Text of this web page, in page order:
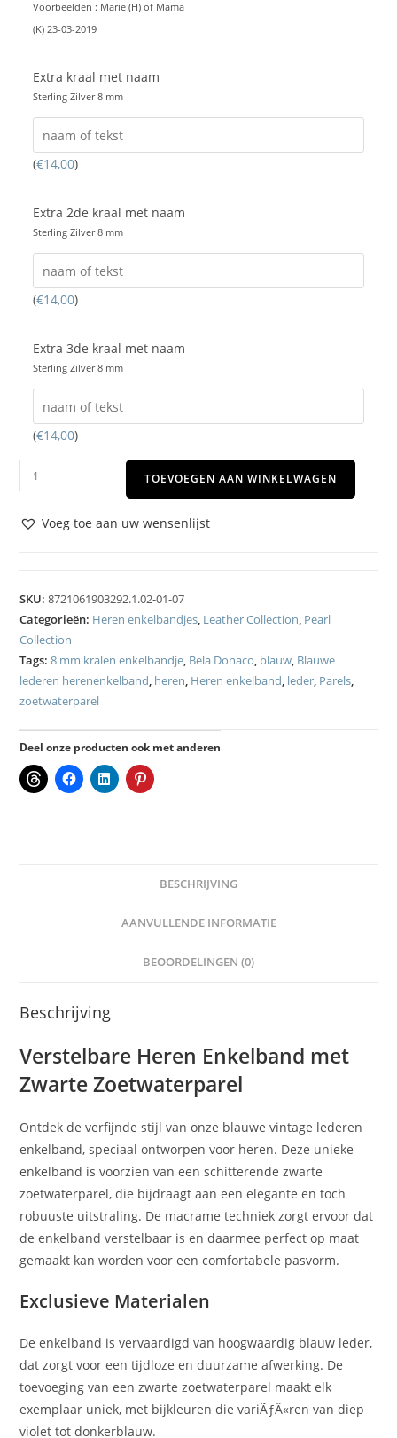
Voorbeelden : Marie (H) of Mama
(K) 23-03-2019
Extra kraal met naam
Sterling Zilver 8 mm
(€14,00)
Extra 2de kraal met naam
Sterling Zilver 8 mm
(€14,00)
Extra 3de kraal met naam
Sterling Zilver 8 mm
(€14,00)
TOEVOEGEN AAN WINKELWAGEN
Voeg toe aan uw wensenlijst
SKU:8721061903292.1.02-01-07
Categorieën: Heren enkelbandjes, Leather Collection, Pearl
Collection
Tags:8 mm kralen enkelbandje, Bela Donaco, blauw, Blauwe
lederen herenenkelband, heren, Heren enkelband, leder, Parels,
zoetwaterparel
Deel onze producten ook met anderen
BESCHRIJVING
AANVULLENDE INFORMATIE
BEOORDELINGEN (0)
Beschrijving
Verstelbare Heren Enkelband met
Zwarte Zoetwaterparel
Ontdek de verfijnde stijl van onze blauwe vintage lederen
enkelband, speciaal ontworpen voor heren. Deze unieke
enkelband is voorzien van een schitterende zwarte
zoetwaterparel, die bijdraagt aan een elegante en toch
robuuste uitstraling. De macrame techniek zorgt ervoor dat
de enkelband verstelbaar is en daarmee perfect op maat
gemaakt kan worden voor een comfortabele pasvorm.
Exclusieve Materialen
De enkelband is vervaardigd van hoogwaardig blauw leder,
dat zorgt voor een tijdloze en duurzame afwerking. De
toevoeging van een zwarte zoetwaterparel maakt elk
exemplaar uniek, met bijkleuren die variÃƒÂ«ren van diep
violet tot donkerblauw.